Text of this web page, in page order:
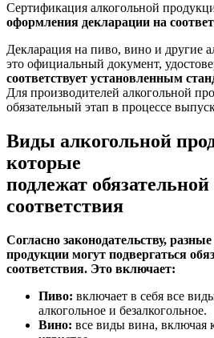
Сертификация алкогольной
оформления декларации на
Декларация на пиво, вино и другие
это официальный документ,
соответствует установленным
Для производителей алкогольной
обязательный этап в процессе
Виды алкогольной
которые
подлежат
соответствия
Согласно законодательству,
продукции могут подвергаться
соответствия. Это включает:
Пиво: включает в себя все
алкогольное и безалкогольное.
Вино: все виды вина, включая